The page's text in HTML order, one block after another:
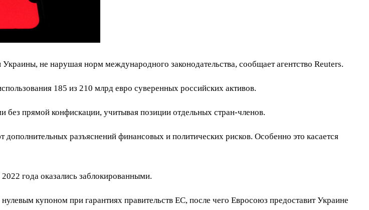
не нарушая норм международного законодательства, сообщает агентство Reuters.
185 из 210 млрд евро суверенных российских активов.
прямой конфискации, учитывая позиции отдельных стран-членов.
разъяснений финансовых и политических рисков. Особенно это касается
года оказались заблокированными.
купоном при гарантиях правительств ЕС, после чего Евросоюз предоставит Украине